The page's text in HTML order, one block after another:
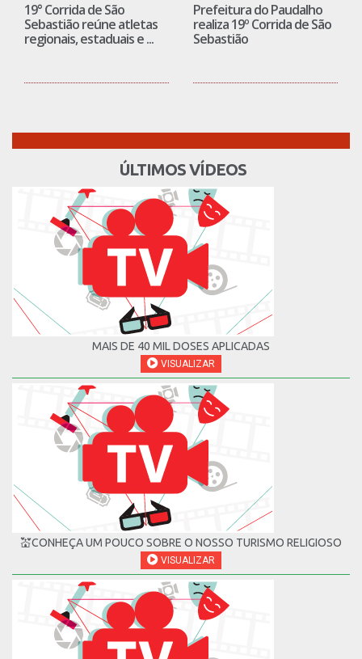
19° Corrida de São
Sebastião reúne atletas
regionais, estaduais e ...
Prefeitura do Paudalho
realiza 19º Corrida de São
Sebastião
ÚLTIMOS VÍDEOS
MAIS DE 40 MIL DOSES APLICADAS
VISUALIZAR
💒CONHEÇA UM POUCO SOBRE O NOSSO TURISMO RELIGIOSO
VISUALIZAR